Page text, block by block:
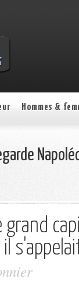
Hommes &
grand
il